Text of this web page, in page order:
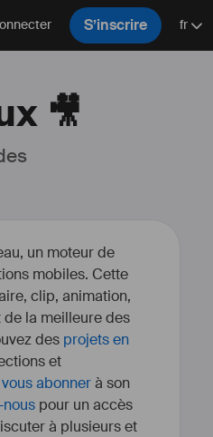
S’inscrire fr
🎥
un moteur de
mobiles. Cette
clip, animation,
la meilleure des
des projets en
et
vous abonnerà son
pour un accès
à plusieurs et